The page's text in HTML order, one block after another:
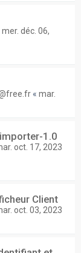
mer. déc. 06,
« mar.
1.0
oct. 17, 2023
Client
oct. 03, 2023